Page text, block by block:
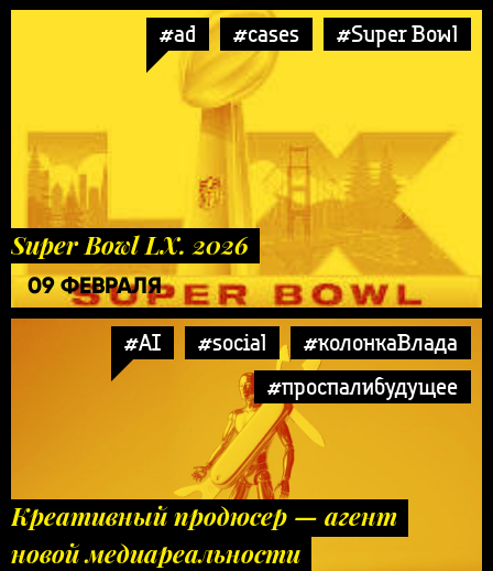
#ad #cases #Super Bowl
Super Bowl LX. 2026
09 ФЕВРАЛЯ
#AI #social
#колонкаВлада
#проспалибудущее
Креативный продюсер — агент
новой медиареальности